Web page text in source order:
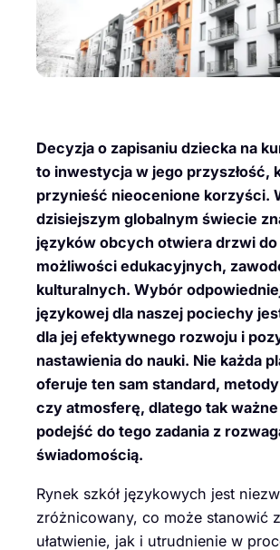
Decyzja o zapisaniu dziecka na
to inwestycja w jego przyszłość,
przynieść nieocenione korzyści.
dzisiejszym globalnym świecie
języków obcych otwiera drzwi
możliwości edukacyjnych,
kulturalnych. Wybór
językowej dla naszej pociechy
dla jej efektywnego rozwoju i
nastawienia do nauki. Nie każda
oferuje ten sam standard,
czy atmosferę, dlatego tak
podejść do tego zadania z
świadomością.
Rynek szkół językowych jest
zróżnicowany, co może stanowić
ułatwienie, jak i utrudnienie w